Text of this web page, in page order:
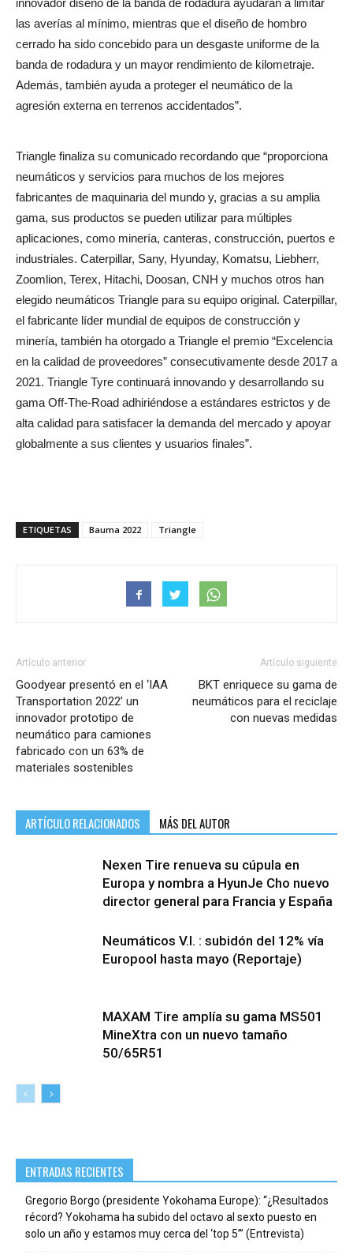
innovador diseño de la banda de rodadura ayudarán a limitar
las averías al mínimo, mientras que el diseño de hombro
cerrado ha sido concebido para un desgaste uniforme de la
banda de rodadura y un mayor rendimiento de kilometraje.
Además, también ayuda a proteger el neumático de la
agresión externa en terrenos accidentados”.
Triangle finaliza su comunicado recordando que “proporciona
neumáticos y servicios para muchos de los mejores
fabricantes de maquinaria del mundo y, gracias a su amplia
gama, sus productos se pueden utilizar para múltiples
aplicaciones, como minería, canteras, construcción, puertos e
industriales. Caterpillar, Sany, Hyunday, Komatsu, Liebherr,
Zoomlion, Terex, Hitachi, Doosan, CNH y muchos otros han
elegido neumáticos Triangle para su equipo original. Caterpillar,
el fabricante líder mundial de equipos de construcción y
minería, también ha otorgado a Triangle el premio “Excelencia
en la calidad de proveedores” consecutivamente desde 2017 a
2021. Triangle Tyre continuará innovando y desarrollando su
gama Off-The-Road adhiriéndose a estándares estrictos y de
alta calidad para satisfacer la demanda del mercado y apoyar
globalmente a sus clientes y usuarios finales”.
ETIQUETAS Bauma 2022 Triangle
Artículo anterior
Goodyear presentó en el ‘IAA
Transportation 2022’ un
innovador prototipo de
neumático para camiones
fabricado con un 63% de
materiales sostenibles
Artículo siguiente
BKT enriquece su gama de
neumáticos para el reciclaje
con nuevas medidas
ARTÍCULO RELACIONADOS MÁS DEL AUTOR
Nexen Tire renueva su cúpula en
Europa y nombra a HyunJe Cho nuevo
director general para Francia y España
Neumáticos V.I. : subidón del 12% vía
Europool hasta mayo (Reportaje)
MAXAM Tire amplía su gama MS501
MineXtra con un nuevo tamaño
50/65R51
ENTRADAS RECIENTES
Gregorio Borgo (presidente Yokohama Europe): “¿Resultados
récord? Yokohama ha subido del octavo al sexto puesto en
solo un año y estamos muy cerca del ‘top 5’” (Entrevista)